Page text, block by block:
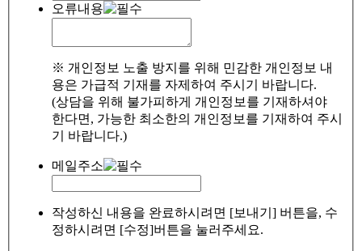
오류내용
※ 개인정보 노출 방지를 위해 민감한 개인정보 내
용은 가급적 기재를 자제하여 주시기 바랍니다.
(상담을 위해 불가피하게 개인정보를 기재하셔야
한다면, 가능한 최소한의 개인정보를 기재하여 주시
기 바랍니다.)
메일주소
작성하신 내용을 완료하시려면 [보내기] 버튼을, 수
정하시려면 [수정]버튼을 눌러주세요.